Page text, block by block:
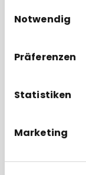
haben oder
der Dienste
Notwendig
Präferenzen
Statistiken
Marketing
Hersteller